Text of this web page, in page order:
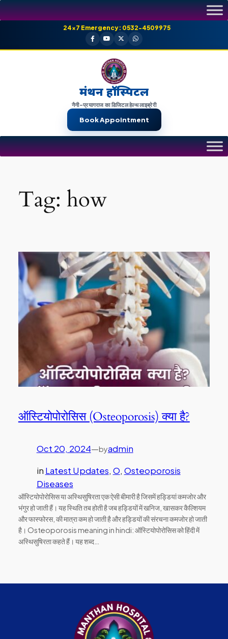
Skip
to
24×7 Emergency: 0532-4509975
मंथन हॉस्पिटल
नैनी-प्रयागराज का डिजिटल हेल्थ लाइब्रेरी
Book Appointment
Tag: how
ऑस्टियोपोरोसिस (Osteoporosis) क्या है?
Oct 20, 2024—byadmin
in Latest Updates, O, Osteoporosis
Diseases
ऑस्टियोपोरोसिस या अस्थिसुषिरता एक ऐसी बीमारी है जिसमें हड्डियां कमजोर और
भंगुर हो जाती हैं। यह स्थिति तब होती है जब हड्डियों में खनिज, खासकर कैल्शियम
और फास्फोरस, की मात्रा कम हो जाती है और हड्डियों की संरचना कमजोर हो जाती
है। Osteoporosis meaning in hindi: ऑस्टियोपोरोसिस को हिंदी में
अस्थिसुषिरता कहते हैं। यह शब्द…